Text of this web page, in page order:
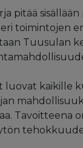
pitää
toimintojen
Tuusulan
kaikille
Tavoitteena